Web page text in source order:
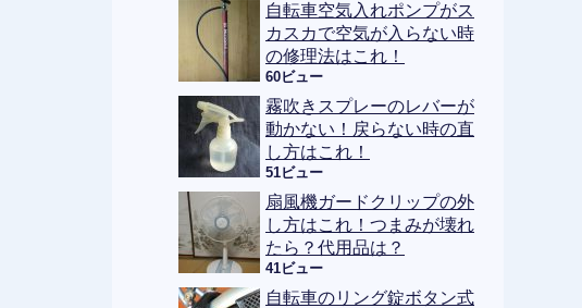
自転車空気入れポンプがス
カスカで空気が入らない時
の修理法はこれ！
60ビュー
霧吹きスプレーのレバーが
動かない！戻らない時の直
し方はこれ！
51ビュー
扇風機ガードクリップの外
し方はこれ！つまみが壊れ
たら？代用品は？
41ビュー
自転車のリング錠ボタン式